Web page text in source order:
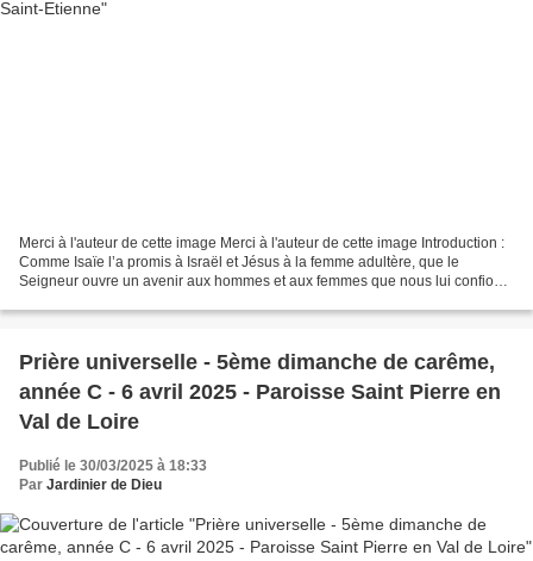
Merci à l'auteur de cette image Merci à l'auteur de cette image Introduction :
Comme Isaïe l’a promis à Israël et Jésus à la femme adultère, que le
Seigneur ouvre un avenir aux hommes et aux femmes que nous lui confions
Prière universelle - 5ème dimanche de carême,
année C - 6 avril 2025 - Paroisse Saint Pierre en
Val de Loire
Publié le 30/03/2025 à 18:33
Par Jardinier de Dieu